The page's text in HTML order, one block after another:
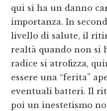
qui si ha un danno
importanza. In
livello di salute, il
realtà quando non si
radice si atrofizza,
essere una “ferita”
eventuali batteri. Il
poi un inestetismo